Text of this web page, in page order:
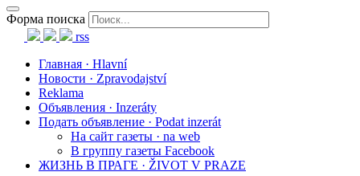
Форма поиска
rss
Главная · Hlavní
Новости · Zpravodajství
Reklama
Объявления · Inzeráty
Подать объявление · Podat inzerát
На сайт газеты · na web
В группу газеты Facebook
ЖИЗНЬ В ПРАГЕ · ŽIVOT V PRAZE